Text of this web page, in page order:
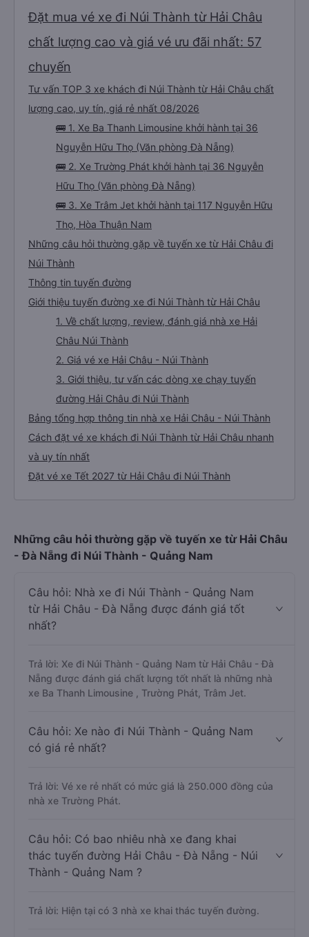
Đặt mua vé xe đi Núi Thành từ Hải Châu
chất lượng cao và giá vé ưu đãi nhất: 57
chuyến
Tư vấn TOP 3 xe khách đi Núi Thành từ Hải Châu chất
lượng cao, uy tín, giá rẻ nhất 08/2026
🚌 1. Xe Ba Thanh Limousine khởi hành tại 36
Nguyễn Hữu Thọ (Văn phòng Đà Nẵng)
🚌 2. Xe Trường Phát khởi hành tại 36 Nguyễn
Hữu Thọ (Văn phòng Đà Nẵng)
🚌 3. Xe Trâm Jet khởi hành tại 117 Nguyễn Hữu
Thọ, Hòa Thuận Nam
Những câu hỏi thường gặp về tuyến xe từ Hải Châu đi
Núi Thành
Thông tin tuyến đường
Giới thiệu tuyến đường xe đi Núi Thành từ Hải Châu
1. Về chất lượng, review, đánh giá nhà xe Hải
Châu Núi Thành
2. Giá vé xe Hải Châu - Núi Thành
3. Giới thiệu, tư vấn các dòng xe chạy tuyến
đường Hải Châu đi Núi Thành
Bảng tổng hợp thông tin nhà xe Hải Châu - Núi Thành
Cách đặt vé xe khách đi Núi Thành từ Hải Châu nhanh
và uy tín nhất
Đặt vé xe Tết 2027 từ Hải Châu đi Núi Thành
Những câu hỏi thường gặp về tuyến xe từ Hải Châu
- Đà Nẵng đi Núi Thành - Quảng Nam
Câu hỏi: Nhà xe đi Núi Thành - Quảng Nam
từ Hải Châu - Đà Nẵng được đánh giá tốt
nhất?
Trả lời: Xe đi Núi Thành - Quảng Nam từ Hải Châu - Đà
Nẵng được đánh giá chất lượng tốt nhất là những nhà
xe Ba Thanh Limousine , Trường Phát, Trâm Jet.
Câu hỏi: Xe nào đi Núi Thành - Quảng Nam
có giá rẻ nhất?
Trả lời: Vé xe rẻ nhất có mức giá là 250.000 đồng của
nhà xe Trường Phát.
Câu hỏi: Có bao nhiêu nhà xe đang khai
thác tuyến đường Hải Châu - Đà Nẵng - Núi
Thành - Quảng Nam ?
Trả lời: Hiện tại có 3 nhà xe khai thác tuyến đường.